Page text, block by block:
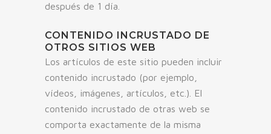
después de 1 día.
CONTENIDO INCRUSTADO DE
OTROS SITIOS WEB
Los artículos de este sitio pueden incluir
contenido incrustado (por ejemplo,
vídeos, imágenes, artículos, etc.). El
contenido incrustado de otras web se
comporta exactamente de la misma